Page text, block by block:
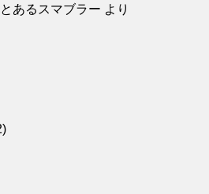
とあるスマブラー より